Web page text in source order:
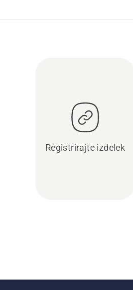
Registrirajte izdelek